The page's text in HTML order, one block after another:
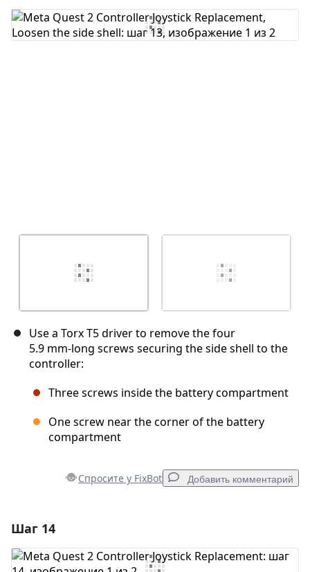
Добавить комментарий
Use a Torx T5 driver to remove the four
5.9 mm‑long screws securing the side shell to the
controller:
Three screws inside the battery compartment
One screw near the corner of the battery
compartment
Спросите у FixBot Добавить комментарий
Добавить комментарий
Шаг 14